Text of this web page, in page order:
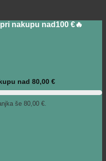
nakupu nad100 €🔥
nad 80,00 €
še 80,00 €.